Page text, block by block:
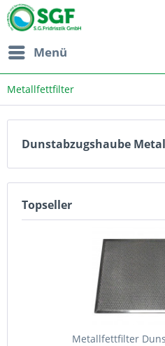
Menü
Metallfettfilter
Dunstabzugshaube
Topseller
Metallfettfilter